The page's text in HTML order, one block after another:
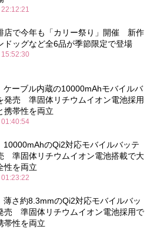
店で今年も「カリー祭り」開催 新作
ドッグなど全6品が季節限定で登場
ケーブル内蔵の10000mAhモバイルバ
発売 準固体リチウムイオン電池採用
携帯性を両立
10000mAhのQi2対応モバイルバッテ
準固体リチウムイオン電池搭載で大
性を両立
薄さ約8.3mmのQi2対応モバイルバッ
売 準固体リチウムイオン電池採用で
帯性を両立